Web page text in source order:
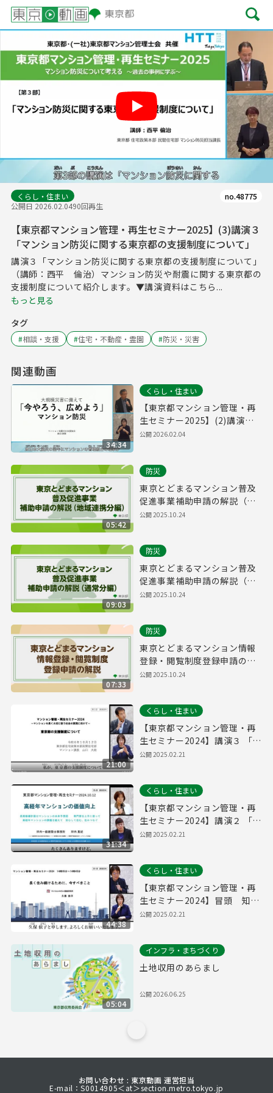
Play
くらし・住まい
公開日 2026.02.0490回再生
no.48775
【東京都マンション管理・再生セミナー2025】(3)講演３
「マンション防災に関する東京都の支援制度について」
講演３「マンション防災に関する東京都の支援制度について」
（講師：西平 倫治）マンション防災や耐震に関する東京都の
支援制度について紹介します。▼講演資料はこちら...
もっと見る
タグ
#相談・支援 #住宅・不動産・霊園 #防災・災害
関連動画
34:34
くらし・住まい
【東京都マンション管理・再
生セミナー2025】(2)講演２
「大規模災害に備えて『今や
公開2026.02.04
05:42
防災
東京とどまるマンション普及
促進事業補助申請の解説（地
域連携分編）
公開2025.10.24
09:03
防災
東京とどまるマンション普及
促進事業補助申請の解説（通
常分編）
公開2025.10.24
07:33
防災
東京とどまるマンション情報
登録・閲覧制度登録申請の解
説
公開2025.10.24
21:00
くらし・住まい
【東京都マンション管理・再
生セミナー2024】講演３ 「東
京都の支援制度について」
公開2025.02.21
31:34
くらし・住まい
【東京都マンション管理・再
生セミナー2024】講演２ 「高
経年マンションの価値向上」
公開2025.02.21
44:38
くらし・住まい
【東京都マンション管理・再
生セミナー2024】冒頭 知事
挨拶/講演１ 「長く住み続ける
公開2025.02.21
05:04
インフラ・まちづくり
土地収用のあらまし
公開2026.06.25
お問い合わせ : 東京動画 運営担当
E-mail：S0014905＜at＞section.metro.tokyo.jp